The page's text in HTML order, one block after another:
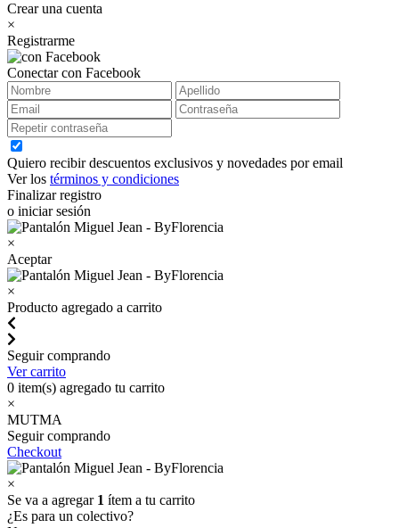
Crear una cuenta
×
Registrarme
Conectar con Facebook
Quiero recibir descuentos exclusivos y novedades por email
Ver los términos y condiciones
Finalizar registro
o iniciar sesión
×
Aceptar
×
Producto agregado a carrito
Seguir comprando
Ver carrito
0 item(s) agregado tu carrito
×
MUTMA
Seguir comprando
Checkout
×
Se va a agregar 1 ítem a tu carrito
¿Es para un colectivo?